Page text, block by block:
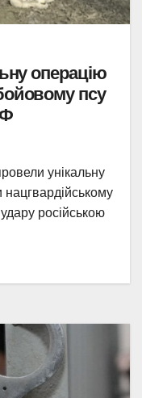
операцію
псу
унікальну
російською